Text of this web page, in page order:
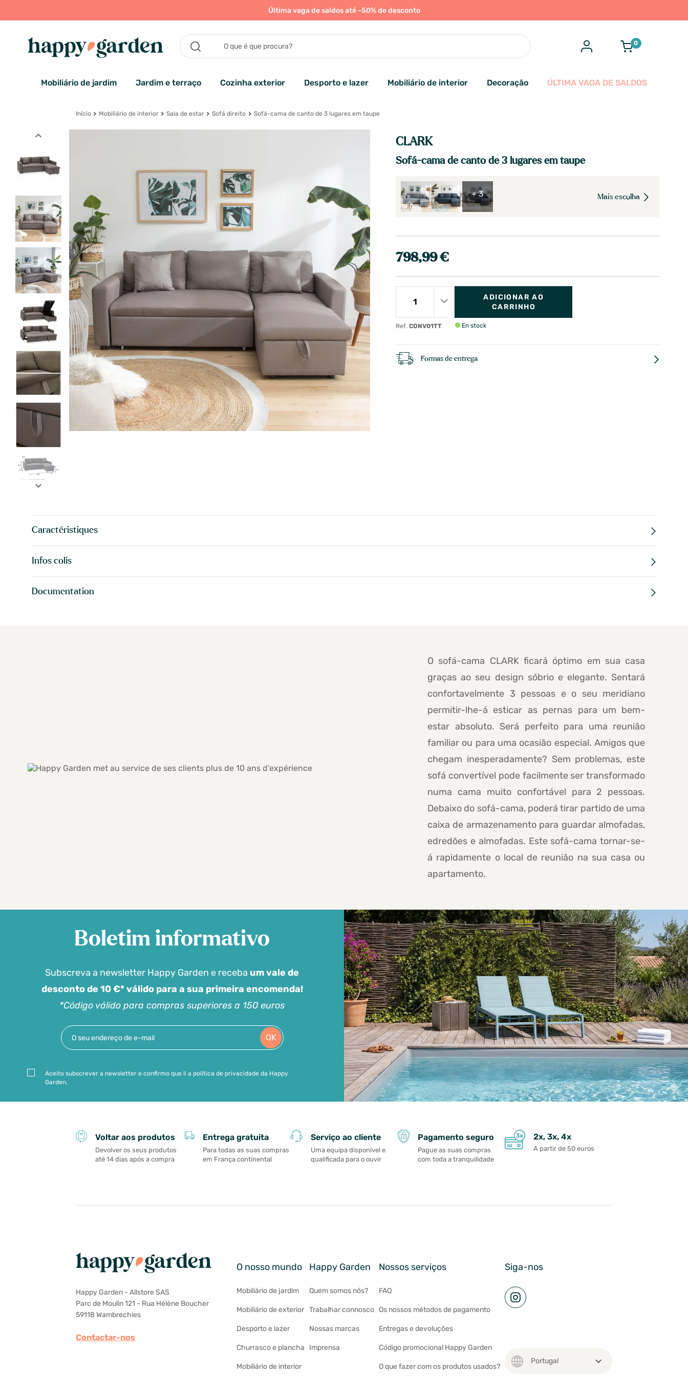
Última vaga de saldos até -50% de desconto
0
Mobiliário de jardim Jardim e terraço Cozinha exterior Desporto e lazer Mobiliário de interior Decoração ÚLTIMA VAGA DE SALDOS
Início Mobiliário de interior Sala de estar Sofá direito Sofá-cama de canto de 3 lugares em taupe
expand_less
expand_more
CLARK
Sofá-cama de canto de 3 lugares em taupe
+ 3 Mais escolha
798,99 €
Ref.CONV01TT
ADICIONAR AO
CARRINHO
En stock
Formas de entrega
Caractéristiques
Infos colis
Documentation
O sofá-cama CLARK ficará óptimo em sua casa
graças ao seu design sóbrio e elegante. Sentará
confortavelmente 3 pessoas e o seu meridiano
permitir-lhe-á esticar as pernas para um bem-
estar absoluto. Será perfeito para uma reunião
familiar ou para uma ocasião especial. Amigos que
chegam inesperadamente? Sem problemas, este
sofá convertível pode facilmente ser transformado
numa cama muito confortável para 2 pessoas.
Debaixo do sofá-cama, poderá tirar partido de uma
caixa de armazenamento para guardar almofadas,
edredões e almofadas. Este sofá-cama tornar-se-
á rapidamente o local de reunião na sua casa ou
apartamento.
Boletim informativo
Subscreva a newsletter Happy Garden e receba um vale de
desconto de 10 €* válido para a sua primeira encomenda!
*Código válido para compras superiores a 150 euros
OK
Aceito subscrever a newsletter e confirmo que li a política de privacidade da Happy
Garden.
Voltar aos produtos
Devolver os seus produtos
até 14 dias após a compra
Entrega gratuita
Para todas as suas compras
em França continental
Serviço ao cliente
Uma equipa disponível e
qualificada para o ouvir
Pagamento seguro
Pague as suas compras
com toda a tranquilidade
2x, 3x, 4x
A partir de 50 euros
Happy Garden - Allstore SAS
Parc de Moulin 121 - Rua Hélène Boucher
59118 Wambrechies
Contactar-nos
O nosso mundo
Mobiliário de jardim
Mobiliário de exterior
Desporto e lazer
Churrasco e plancha
Mobiliário de interior
Happy Garden
Quem somos nós?
Trabalhar connosco
Nossas marcas
Imprensa
Nossos serviços
FAQ
Os nossos métodos de pagamento
Entregas e devoluções
Código promocional Happy Garden
O que fazer com os produtos usados?
Siga-nos